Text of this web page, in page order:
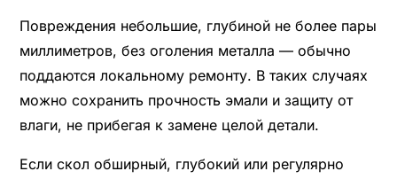
Повреждения небольшие, глубиной не более пары
миллиметров, без оголения металла — обычно
поддаются локальному ремонту. В таких случаях
можно сохранить прочность эмали и защиту от
влаги, не прибегая к замене целой детали.
Если скол обширный, глубокий или регулярно